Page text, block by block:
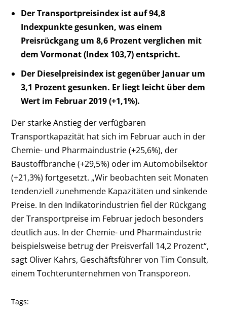
Der Transportpreisindex ist auf 94,8
Indexpunkte gesunken, was einem
Preisrückgang um 8,6 Prozent verglichen mit
dem Vormonat (Index 103,7) entspricht.
Der Dieselpreisindex ist gegenüber Januar um
3,1 Prozent gesunken. Er liegt leicht über dem
Wert im Februar 2019 (+1,1%).
Der starke Anstieg der verfügbaren
Transportkapazität hat sich im Februar auch in der
Chemie- und Pharmaindustrie (+25,6%), der
Baustoffbranche (+29,5%) oder im Automobilsektor
(+21,3%) fortgesetzt. „Wir beobachten seit Monaten
tendenziell zunehmende Kapazitäten und sinkende
Preise. In den Indikatorindustrien fiel der Rückgang
der Transportpreise im Februar jedoch besonders
deutlich aus. In der Chemie- und Pharmaindustrie
beispielsweise betrug der Preisverfall 14,2 Prozent“,
sagt Oliver Kahrs, Geschäftsführer von Tim Consult,
einem Tochterunternehmen von Transporeon.
Tags: